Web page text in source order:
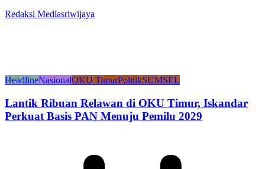
Redaksi Mediasriwijaya
HeadlineNasionalOKU TimurPolitikSUMSEL
Lantik Ribuan Relawan di OKU Timur, Iskandar
Perkuat Basis PAN Menuju Pemilu 2029